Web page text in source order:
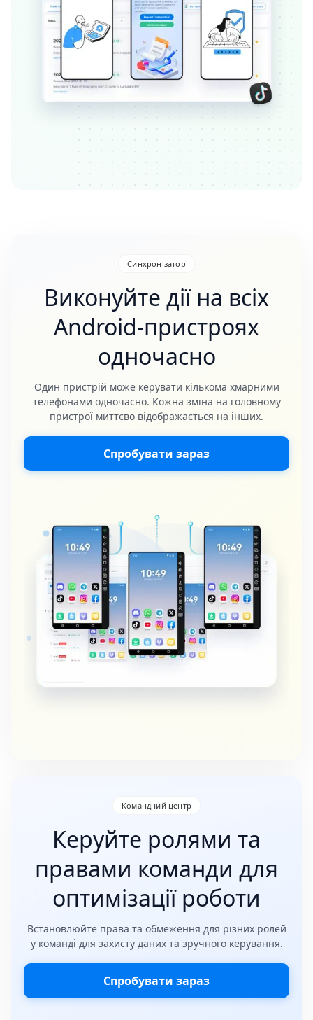
Синхронізатор
Виконуйте дії на всіх
Android-пристроях
одночасно
Один пристрій може керувати кількома хмарними
телефонами одночасно. Кожна зміна на головному
пристрої миттєво відображається на інших.
Спробувати зараз
Командний центр
Керуйте ролями та
правами команди для
оптимізації роботи
Встановлюйте права та обмеження для різних ролей
у команді для захисту даних та зручного керування.
Спробувати зараз